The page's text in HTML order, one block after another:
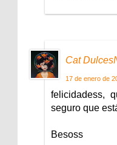
Cat
17 de enero de
felicidadess,
seguro que
Besoss